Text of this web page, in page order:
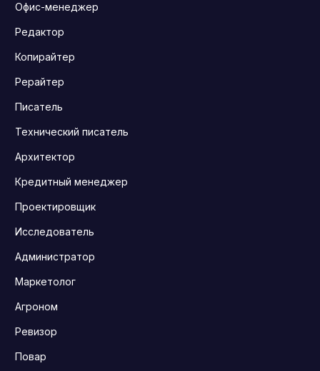
Офис-менеджер
Редактор
Копирайтер
Рерайтер
Писатель
Технический писатель
Архитектор
Кредитный менеджер
Проектировщик
Исследователь
Администратор
Маркетолог
Агроном
Ревизор
Повар